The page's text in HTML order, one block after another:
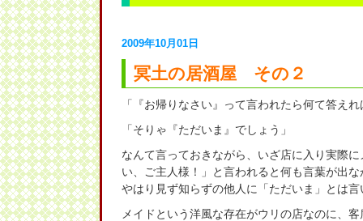
2009年10月01日
冥土の居酒屋 その２
「『お帰りなさい』って言われたら何て答え
「そりゃ『ただいま』でしょう」
なんて言っておきながら、いざ店に入り実際
い、ご主人様！」と言われると何も言葉が出な
やはり見ず知らずの他人に「ただいま」とは
メイドという洋風な存在がウリの店なのに、